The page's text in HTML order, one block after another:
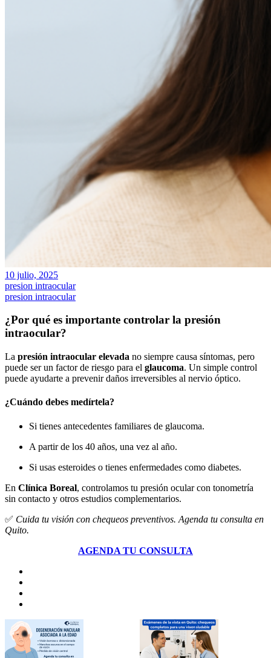
10 julio, 2025
presion intraocular
presion intraocular
¿Por qué es importante controlar la presión
intraocular?
La presión intraocular elevada no siempre causa síntomas, pero
puede ser un factor de riesgo para el glaucoma. Un simple control
puede ayudarte a prevenir daños irreversibles al nervio óptico.
¿Cuándo debes medírtela?
Si tienes antecedentes familiares de glaucoma.
A partir de los 40 años, una vez al año.
Si usas esteroides o tienes enfermedades como diabetes.
En Clínica Boreal, controlamos tu presión ocular con tonometría
sin contacto y otros estudios complementarios.
✅ Cuida tu visión con chequeos preventivos. Agenda tu consulta en
Quito.
AGENDA TU CONSULTA